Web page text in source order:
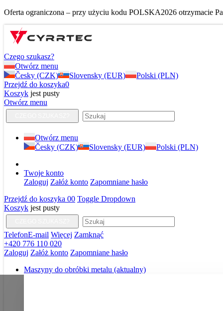
Oferta ograniczona – przy użyciu kodu POLSKA2026 otrzymacie
Czego szukasz?
Otwórz menu
Česky (CZK)
Slovensky (EUR)
Polski (PLN)
Przejdź do koszyka0
Koszyk jest pusty
Otwórz menu
Otwórz menu
Česky (CZK)
Slovensky (EUR) Polski (PLN)
Twoje konto
Zaloguj Załóż konto Zapomniane hasło
Przejdź do koszyka 00 Toggle Dropdown
Koszyk jest pusty
TelefonE-mail Więcej Zamknąć
+420 776 110 020
Zaloguj Załóż konto Zapomniane hasło
Maszyny do obróbki metalu (aktualny)